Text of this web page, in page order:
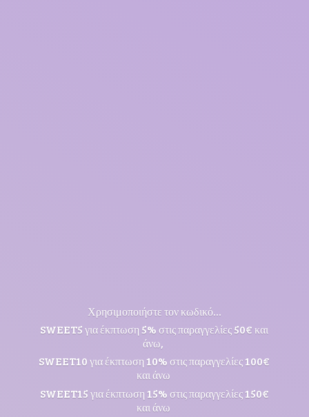
Χρησιμοποιήστε τον κωδικό...
SWEET5 για έκπτωση 5% στις παραγγελίες 50€ και
άνω,
SWEET10 για έκπτωση 10% στις παραγγελίες 100€
και άνω
SWEET15 για έκπτωση 15% στις παραγγελίες 150€
και άνω